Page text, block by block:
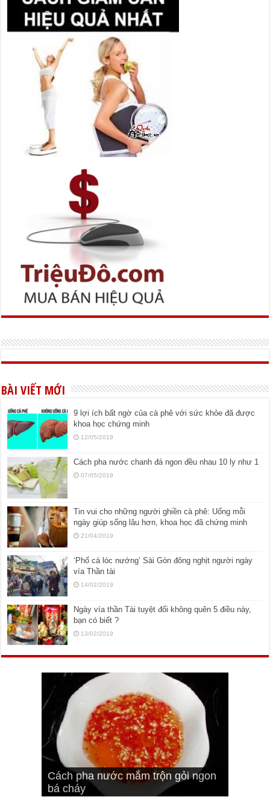
BÀI VIẾT MỚI
9 lợi ích bất ngờ của cà phê với sức khỏe đã được
khoa học chứng minh
12/05/2019
Cách pha nước chanh đá ngon đều nhau 10 ly như 1
07/05/2019
Tin vui cho những người ghiền cà phê: Uống mỗi
ngày giúp sống lâu hơn, khoa học đã chứng minh
21/04/2019
‘Phố cá lóc nướng’ Sài Gòn đông nghịt người ngày
vía Thần tài
14/02/2019
Ngày vía thần Tài tuyệt đối không quên 5 điều này,
bạn có biết ?
13/02/2019
Cách pha nước mắm trộn gỏi ngon
bá cháy
Bí quyết để chiên đậu hũ giòn ngon
Cách ướp sườn non nướng ngon
đúng vị
Cách ướp thịt heo chiên ngon mềm
Bật mí cách ướp sườn cơm tấm
ngon